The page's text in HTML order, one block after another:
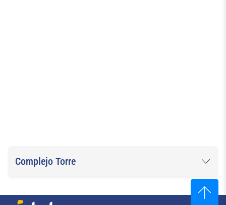
Complejo Torre